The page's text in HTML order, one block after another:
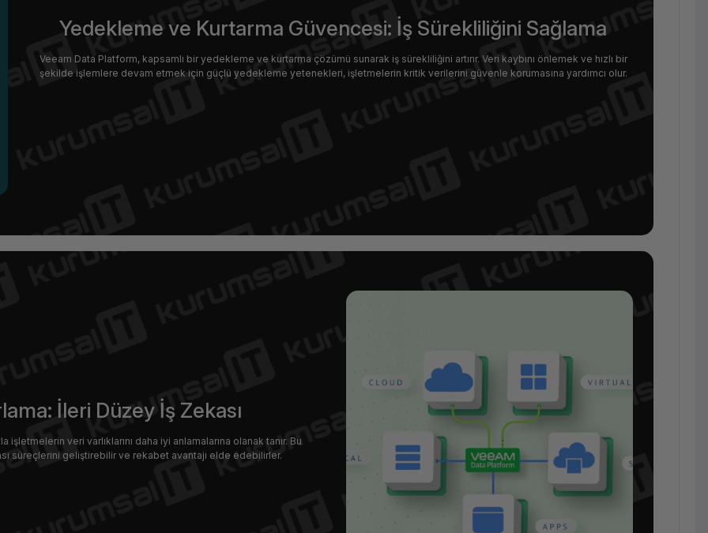
Yedekleme ve Kurtarma Güvencesi: İş Sürekliliğini Sağlama
Veeam Data Platform, kapsamlı bir yedekleme ve kurtarma çözümü sunarak iş sürekliliğini artırır. Veri kaybını önlemek ve hızlı bir
şekilde işlemlere devam etmek için güçlü yedekleme yetenekleri, işletmelerin kritik verilerini güvenle korumasına yardımcı olur.
İleri Düzey İş Zekası
veri varlıklarını daha iyi anlamalarına olanak tanır. Bu
süreçlerini geliştirebilir ve rekabet avantajı elde edebilirler.